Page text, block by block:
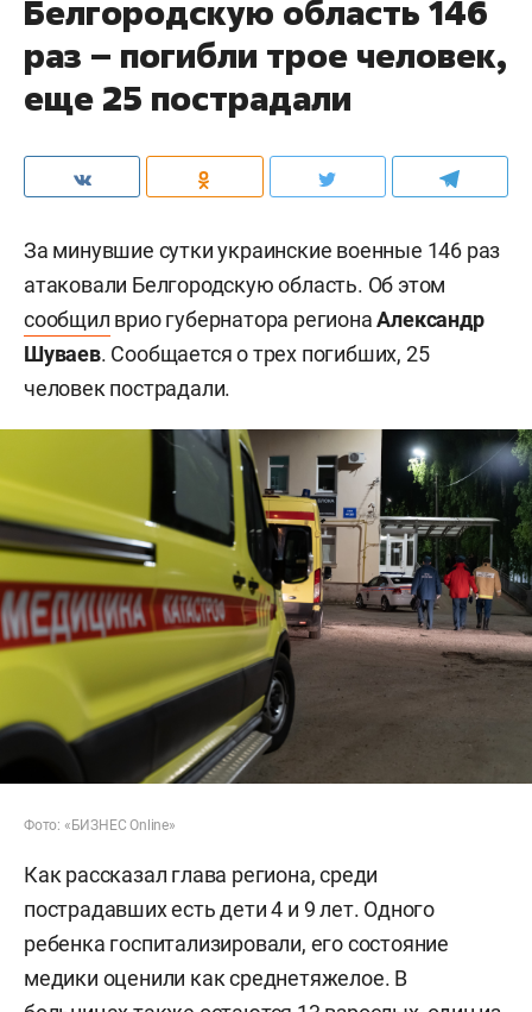
Белгородскую область 146
раз – погибли трое человек,
еще 25 пострадали
За минувшие сутки украинские военные 146 раз
атаковали Белгородскую область. Об этом
сообщил врио губернатора регионаАлександр
Шуваев. Сообщается о трех погибших, 25
человек пострадали.
Фото: «БИЗНЕС Online»
Как рассказал глава региона, среди
пострадавших есть дети 4 и 9 лет. Одного
ребенка госпитализировали, его состояние
медики оценили как среднетяжелое. В